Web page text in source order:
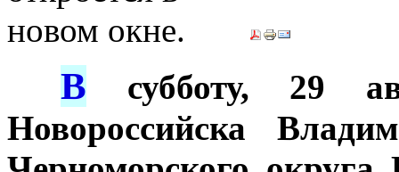
В субботу, 29
Новороссийска